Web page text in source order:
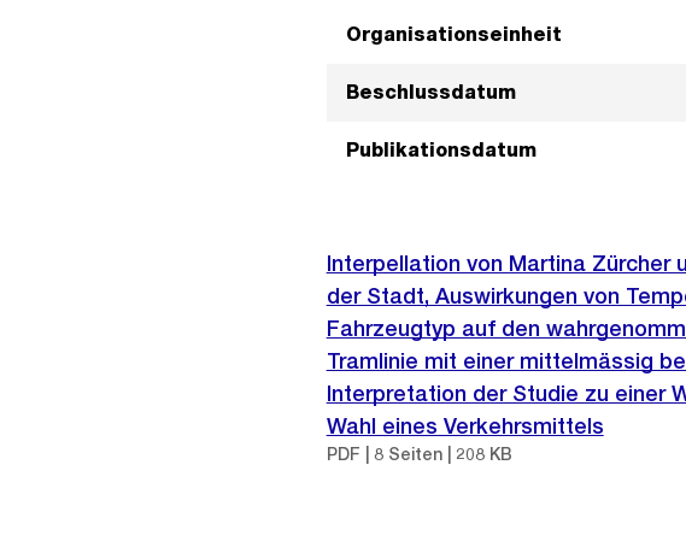
Organisationseinheit
Beschlussdatum
Publikationsdatum
Interpellation von Martina Zürcher
der Stadt, Auswirkungen von
Fahrzeugtyp auf den
Tramlinie mit einer mittelmässig
Interpretation der Studie zu einer
Wahl eines Verkehrsmittels
PDF | 8 Seiten | 208 KB